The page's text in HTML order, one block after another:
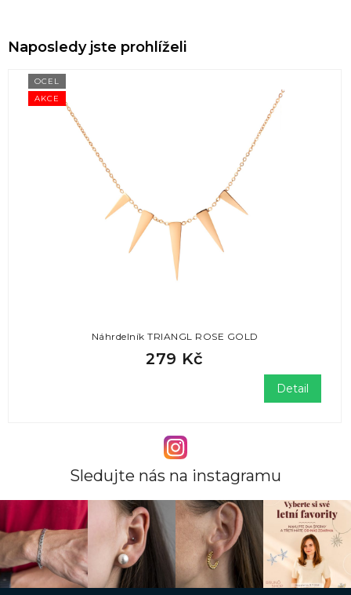
Naposledy jste prohlíželi
AKCE
OCEL
Náhrdelník TRIANGL ROSE GOLD
279 Kč
Detail
Sledujte nás na instagramu